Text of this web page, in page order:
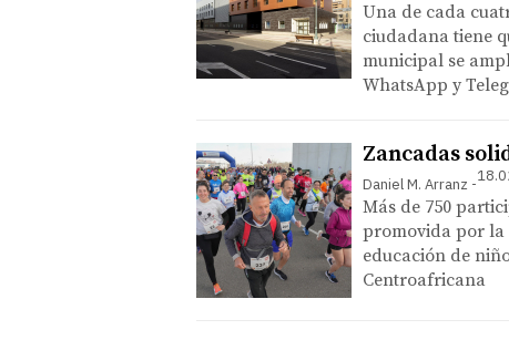
Una de cada
ciudadana tiene
municipal se
WhatsApp y
Zancadas
Daniel M. Arranz
Más de 750
promovida por la
educación de
Centroafricana